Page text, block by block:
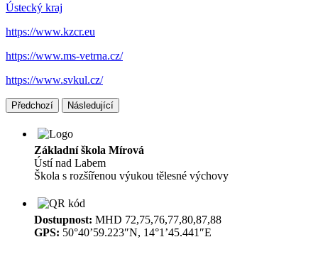
Ústecký kraj
https://www.kzcr.eu
https://www.ms-vetrna.cz/
https://www.svkul.cz/
Předchozí Následující
Základní škola Mírová
Ústí nad Labem
Škola s rozšířenou výukou tělesné výchovy
Dostupnost: MHD 72,75,76,77,80,87,88
GPS: 50°40’59.223″N, 14°1’45.441″E